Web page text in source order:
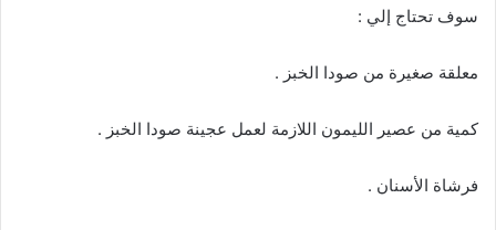
سوف تحتاج إلي :
معلقة صغيرة من صودا الخبز .
كمية من عصير الليمون اللازمة لعمل عجينة صودا الخبز .
فرشاة الأسنان .